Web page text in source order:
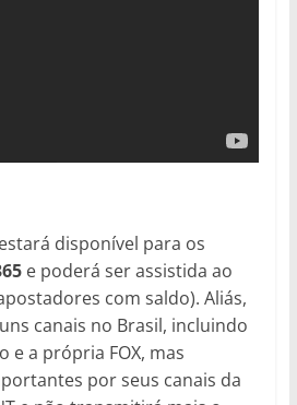
estará disponível para os
e poderá ser assistida ao
com saldo). Aliás,
canais no Brasil, incluindo
e a própria FOX, mas
por seus canais da